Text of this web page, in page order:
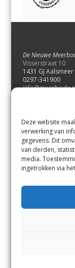
Deze website
verwerking van
gegevens. Dit
van derden,
media.
ingetrokken via
De Nieuwe
Visserstraat 10
1431 GJ Aalsmeer
0297-341900